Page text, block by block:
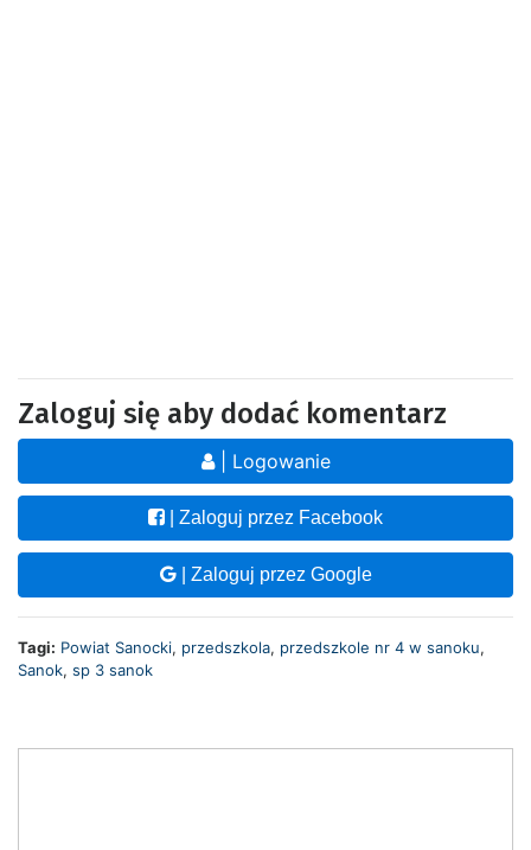
Zaloguj się aby dodać komentarz
| Logowanie
| Zaloguj przez Facebook
| Zaloguj przez Google
Tagi: Powiat Sanocki, przedszkola, przedszkole nr 4 w sanoku,
Sanok, sp 3 sanok